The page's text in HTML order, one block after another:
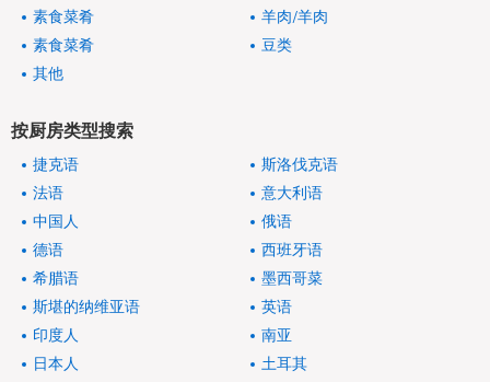
素食菜肴
羊肉/羊肉
素食菜肴
豆类
其他
按厨房类型搜索
捷克语
斯洛伐克语
法语
意大利语
中国人
俄语
德语
西班牙语
希腊语
墨西哥菜
斯堪的纳维亚语
英语
印度人
南亚
日本人
土耳其